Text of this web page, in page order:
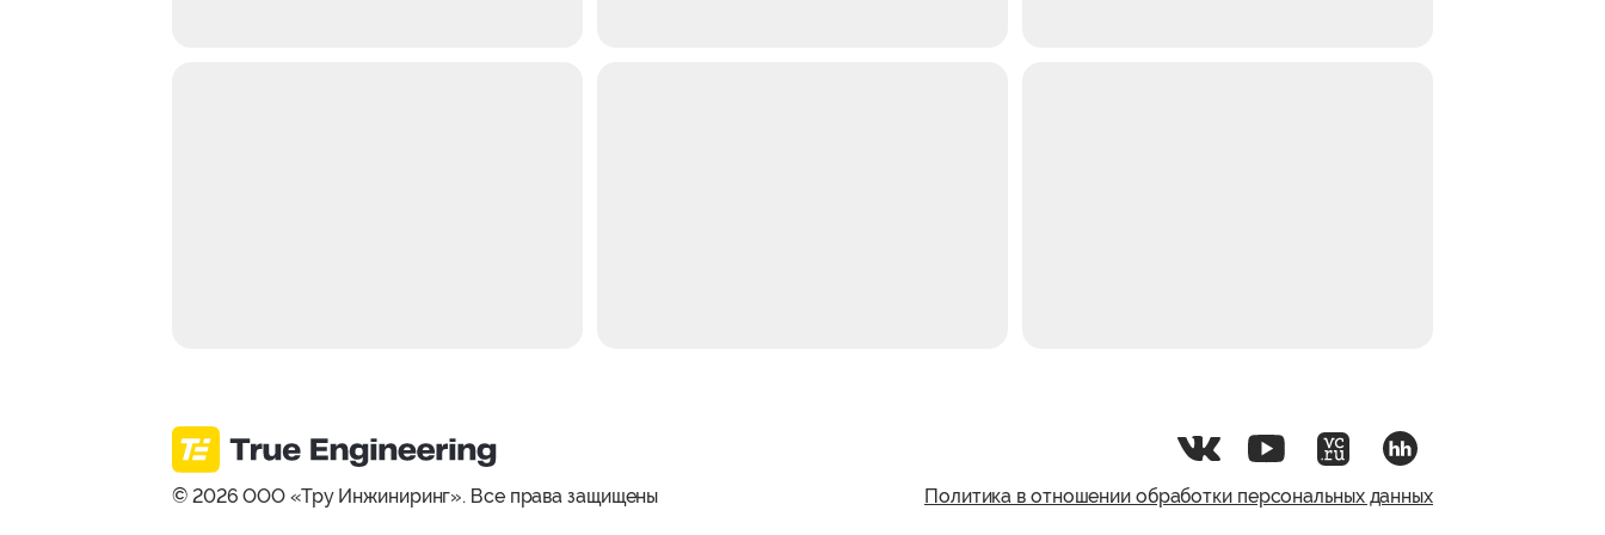
© 2026 ООО «Тру Инжиниринг». Все права защищены Политика в отношении обработки персональных данных